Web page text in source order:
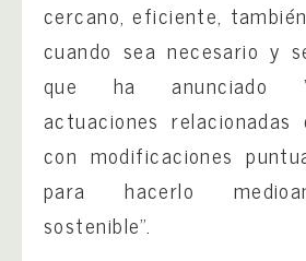
cercano, eficiente,
cuando sea necesario y
que ha anunciado
actuaciones
con modificaciones
para hacerlo
sostenible”.